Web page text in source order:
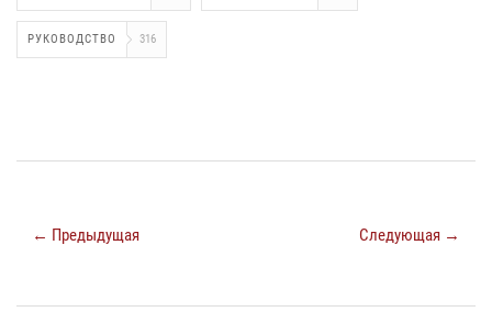
РУКОВОДСТВО 316
← Предыдущая Следующая →